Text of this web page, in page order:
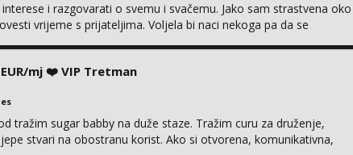
i razgovarati o svemu i svačemu. Jako sam strastvena oko
vrijeme s prijateljima. Voljela bi naci nekoga pa da se
mj ❤️ VIP Tretman
tražim sugar babby na duže staze. Tražim curu za druženje,
stvari na obostranu korist. Ako si otvorena, komunikativna,